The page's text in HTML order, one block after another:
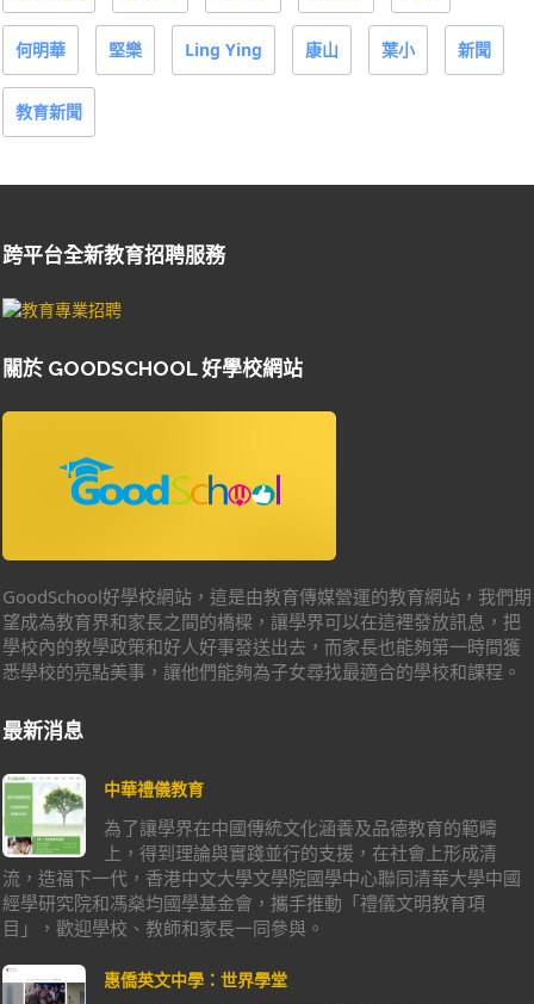
何明華 堅樂 Ling Ying 康山 葉小 新聞
教育新聞
跨平台全新教育招聘服務
關於 GOODSCHOOL 好學校網站
GoodSchool好學校網站，這是由教育傳媒營運的教育網站，我們期
望成為教育界和家長之間的橋樑，讓學界可以在這裡發放訊息，把
學校內的教學政策和好人好事發送出去，而家長也能夠第一時間獲
悉學校的亮點美事，讓他們能夠為子女尋找最適合的學校和課程。
最新消息
中華禮儀教育
為了讓學界在中國傳統文化涵養及品德教育的範疇
上，得到理論與實踐並行的支援，在社會上形成清
流，造福下一代，香港中文大學文學院國學中心聯同清華大學中國
經學研究院和馮燊均國學基金會，攜手推動「禮儀文明教育項
目」，歡迎學校、教師和家長一同參與。
惠僑英文中學：世界學堂